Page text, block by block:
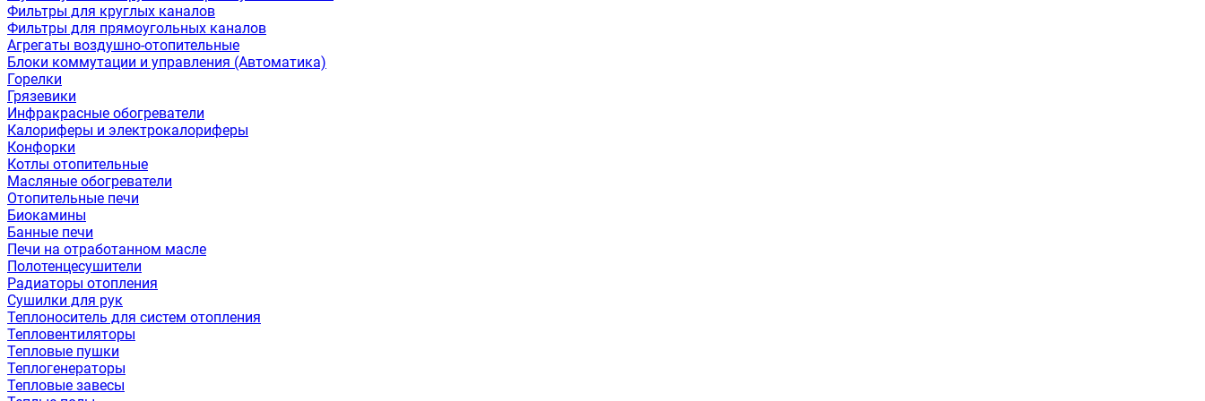
Фильтры для круглых каналов
Фильтры для прямоугольных каналов
Агрегаты воздушно-отопительные
Блоки коммутации и управления (Автоматика)
Горелки
Грязевики
Инфракрасные обогреватели
Калориферы и электрокалориферы
Конфорки
Котлы отопительные
Масляные обогреватели
Отопительные печи
Биокамины
Банные печи
Печи на отработанном масле
Полотенцесушители
Радиаторы отопления
Сушилки для рук
Теплоноситель для систем отопления
Тепловентиляторы
Тепловые пушки
Теплогенераторы
Тепловые завесы